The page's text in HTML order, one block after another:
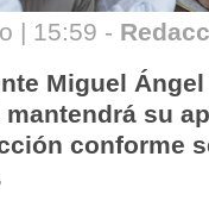
| 15:59 -
Miguel
su
conforme